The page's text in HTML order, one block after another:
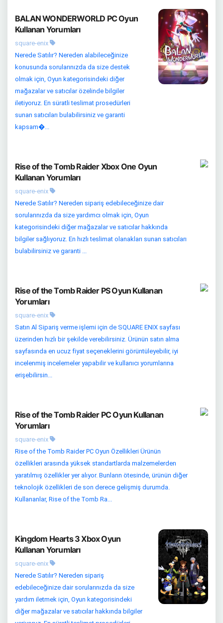
BALAN WONDERWORLD PC Oyun
Kullanan Yorumları
square-enix
Nerede Satılır? Nereden alabileceğinize
konusunda sorularınızda da size destek
olmak için, Oyun kategorisindeki diğer
mağazalar ve satıcılar özelinde bilgiler
iletiyoruz. En süratli teslimat prosedürleri
sunan satıcıları bulabilirsiniz ve garanti
kapsam�...
Rise of the Tomb Raider Xbox One Oyun
Kullanan Yorumları
square-enix
Nerede Satılır? Nereden sipariş edebileceğinize dair
sorularınızda da size yardımcı olmak için, Oyun
kategorisindeki diğer mağazalar ve satıcılar hakkında
bilgiler sağlıyoruz. En hızlı teslimat olanakları sunan satıcıları
bulabilirsiniz ve garanti ...
Rise of the Tomb Raider PS Oyun Kullanan
Yorumları
square-enix
Satın Al Sipariş verme işlemi için de SQUARE ENIX sayfası
üzerinden hızlı bir şekilde verebilirsiniz. Ürünün satın alma
sayfasında en ucuz fiyat seçeneklerini görüntüleyebilir, iyi
incelenmiş incelemeler yapabilir ve kullanıcı yorumlarına
erişebilirsin...
Rise of the Tomb Raider PC Oyun Kullanan
Yorumları
square-enix
Rise of the Tomb Raider PC Oyun Özellikleri Ürünün
özellikleri arasında yüksek standartlarda malzemelerden
yaratılmış özellikler yer alıyor. Bunların ötesinde, ürünün diğer
teknolojik özellikleri de son derece gelişmiş durumda.
Kullananlar, Rise of the Tomb Ra...
Kingdom Hearts 3 Xbox Oyun
Kullanan Yorumları
square-enix
Nerede Satılır? Nereden sipariş
edebileceğinize dair sorularınızda da size
yardım iletmek için, Oyun kategorisindeki
diğer mağazalar ve satıcılar hakkında bilgiler